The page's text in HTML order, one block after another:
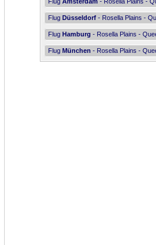
Flug Düsseldorf - Rosella Plains -
Flug Hamburg - Rosella Plains -
Flug München - Rosella Plains -